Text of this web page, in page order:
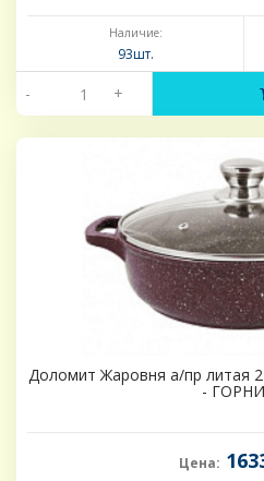
Наличие:
93шт.
- +
Доломит Жаровня а/пр литая
-
Цена: